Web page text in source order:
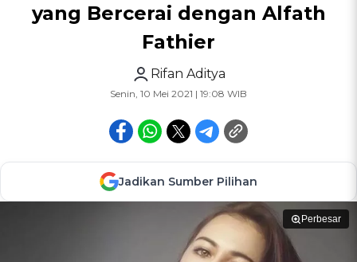
yang Bercerai dengan Alfath
Fathier
Rifan Aditya
Senin, 10 Mei 2021 | 19:08 WIB
Jadikan Sumber Pilihan
Perbesar